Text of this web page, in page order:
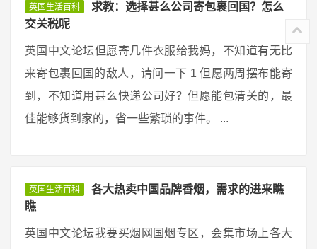
英国生活百科
求教：选择甚么公司寄包裹回国？怎么
交关税呢
英国中文论坛但愿寄几件衣服给我妈，不知道有无比
来寄包裹回国的敌人，请问一下 1 但愿两周摆布能寄
到，不知道用甚么快递公司好？但愿能包清关的，最
佳能够货到家的，省一些繁琐的事件。 ...
英国生活百科
各大热卖中国品牌香烟，需求的进来瞧
瞧
英国中文论坛我要买烟网国烟专区，会集市场上各大